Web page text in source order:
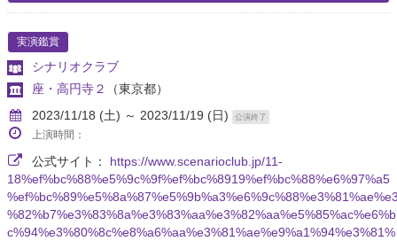
実演鑑賞
シナリオクラブ
座・高円寺２
（東京都）
2023/11/18 (土) ～ 2023/11/19 (日)
公演終了
上演時間：
公式サイト： https://www.scenarioclub.jp/11-
18%ef%bc%88%e5%9c%9f%ef%bc%8919%ef%bc%88%e6%97%a5
%82%b7%e3%83%8a%e3%83%aa%e3%82%aa%e5%85%ac%e6%b
c%94%e3%80%8c%e8%a6%aa%e3%81%ae%e9%a1%94%e3%81%